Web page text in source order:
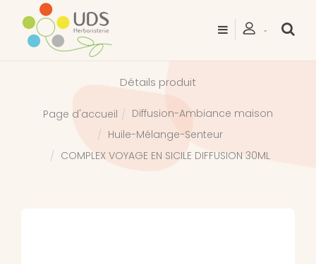
Détails produit
Page d'accueil
Diffusion-Ambiance maison
Huile-Mélange-Senteur
COMPLEX VOYAGE EN SICILE DIFFUSION 30ML